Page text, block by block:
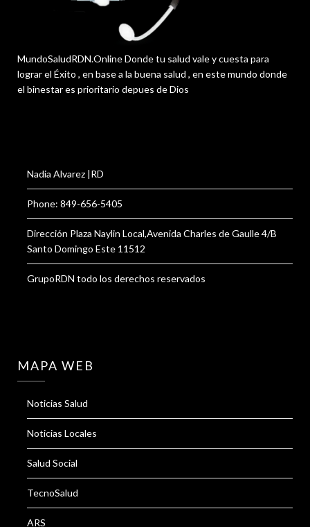
MundoSaludRDN.Online Donde tu salud vale y cuesta para
lograr el Éxito , en base a la buena salud , en este mundo donde
el binestar es prioritario depues de Dios
Nadia Alvarez |RD
Phone: 849-656-5405
Dirección Plaza Naylin Local,Avenida Charles de Gaulle 4/B
Santo Domingo Este 11512
GrupoRDN todo los derechos reservados
MAPA WEB
Noticias Salud
Noticias Locales
Salud Social
TecnoSalud
ARS